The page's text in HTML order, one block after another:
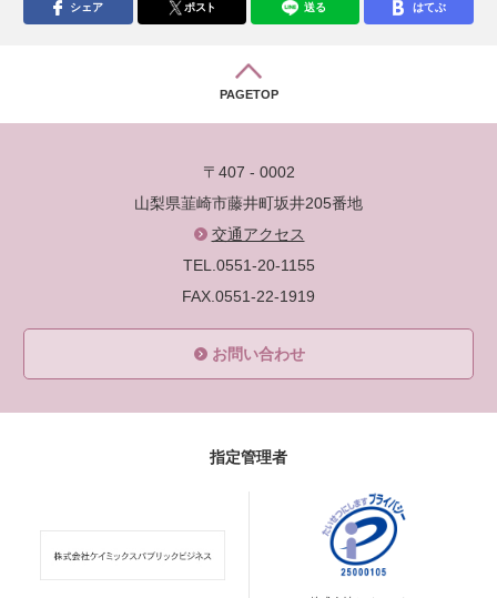
シェア ポスト 送る はてぶ
PAGETOP
〒407 - 0002
山梨県韮崎市藤井町坂井205番地
交通アクセス
TEL.0551-20-1155
FAX.0551-22-1919
お問い合わせ
指定管理者